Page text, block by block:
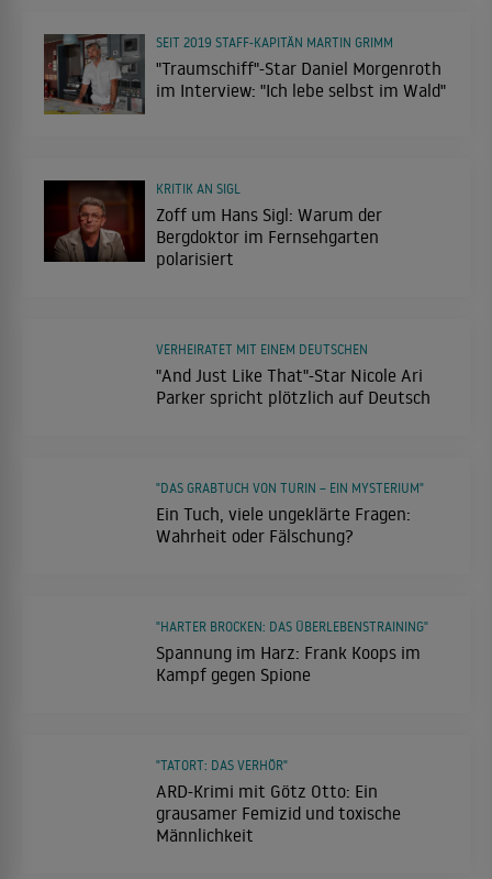
"Traumschiff"-Star Daniel Morgenroth
im Interview: "Ich lebe selbst im Wald"
SEIT 2019 STAFF-KAPITÄN MARTIN GRIMM
Zoff um Hans Sigl: Warum der
Bergdoktor im Fernsehgarten
polarisiert
KRITIK AN SIGL
"And Just Like That"-Star Nicole Ari
Parker spricht plötzlich auf Deutsch
VERHEIRATET MIT EINEM DEUTSCHEN
Ein Tuch, viele ungeklärte Fragen:
Wahrheit oder Fälschung?
"DAS GRABTUCH VON TURIN – EIN MYSTERIUM"
Spannung im Harz: Frank Koops im
Kampf gegen Spione
"HARTER BROCKEN: DAS ÜBERLEBENSTRAINING"
ARD-Krimi mit Götz Otto: Ein
grausamer Femizid und toxische
Männlichkeit
"TATORT: DAS VERHÖR"